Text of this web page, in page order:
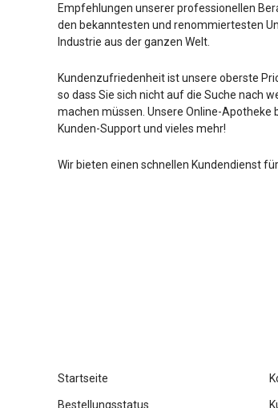
Empfehlungen unserer professionellen
den bekanntesten und renommiertesten
Industrie aus der ganzen Welt.
Kundenzufriedenheit ist unsere oberste
so dass Sie sich nicht auf die Suche nach
machen müssen. Unsere Online-
Kunden-Support und vieles mehr!
Wir bieten einen schnellen Kundendienst
Startseite
Bestellungsstatus